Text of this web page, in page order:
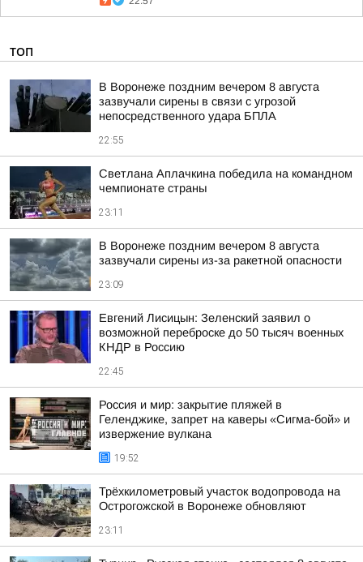
ТОП
В Воронеже поздним вечером 8 августа
зазвучали сирены в связи с угрозой
непосредственного удара БПЛА
22:55
Светлана Аплачкина победила на командном
чемпионате страны
23:11
В Воронеже поздним вечером 8 августа
зазвучали сирены из-за ракетной опасности
23:09
Евгений Лисицын: Зеленский заявил о
возможной переброске до 50 тысяч военных
КНДР в Россию
22:45
Россия и мир: закрытие пляжей в
Геленджике, запрет на каверы «Сигма-бой» и
извержение вулкана
19:52
Трёхкилометровый участок водопровода на
Острогожской в Воронеже обновляют
23:11